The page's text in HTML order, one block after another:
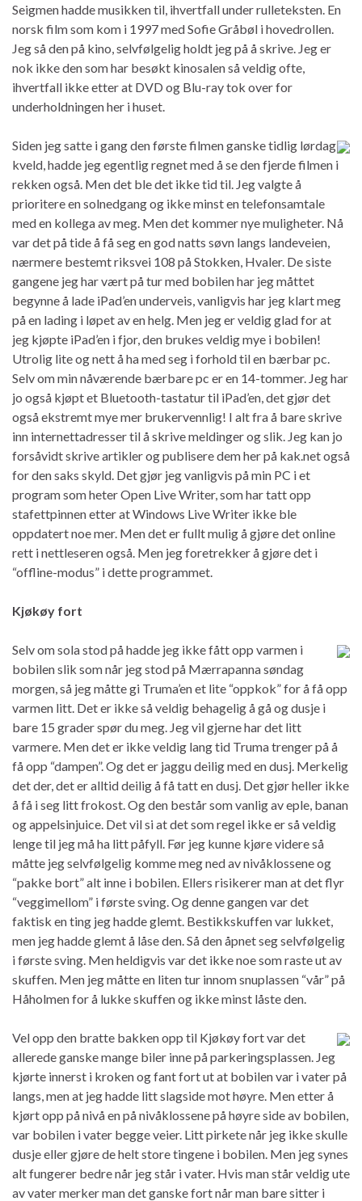
Seigmen hadde musikken til, ihvertfall under rulleteksten. En
norsk film som kom i 1997 med Sofie Gråbøl i hovedrollen.
Jeg så den på kino, selvfølgelig holdt jeg på å skrive. Jeg er
nok ikke den som har besøkt kinosalen så veldig ofte,
ihvertfall ikke etter at DVD og Blu-ray tok over for
underholdningen her i huset.
Siden jeg satte i gang den første filmen ganske tidlig lørdag
kveld, hadde jeg egentlig regnet med å se den fjerde filmen i
rekken også. Men det ble det ikke tid til. Jeg valgte å
prioritere en solnedgang og ikke minst en telefonsamtale
med en kollega av meg. Men det kommer nye muligheter. Nå
var det på tide å få seg en god natts søvn langs landeveien,
nærmere bestemt riksvei 108 på Stokken, Hvaler. De siste
gangene jeg har vært på tur med bobilen har jeg måttet
begynne å lade iPad’en underveis, vanligvis har jeg klart meg
på en lading i løpet av en helg. Men jeg er veldig glad for at
jeg kjøpte iPad’en i fjor, den brukes veldig mye i bobilen!
Utrolig lite og nett å ha med seg i forhold til en bærbar pc.
Selv om min nåværende bærbare pc er en 14-tommer. Jeg har
jo også kjøpt et Bluetooth-tastatur til iPad’en, det gjør det
også ekstremt mye mer brukervennlig! I alt fra å bare skrive
inn internettadresser til å skrive meldinger og slik. Jeg kan jo
forsåvidt skrive artikler og publisere dem her på kak.net også
for den saks skyld. Det gjør jeg vanligvis på min PC i et
program som heter Open Live Writer, som har tatt opp
stafettpinnen etter at Windows Live Writer ikke ble
oppdatert noe mer. Men det er fullt mulig å gjøre det online
rett i nettleseren også. Men jeg foretrekker å gjøre det i
“offline-modus” i dette programmet.
Kjøkøy fort
Selv om sola stod på hadde jeg ikke fått opp varmen i
bobilen slik som når jeg stod på Mærrapanna søndag
morgen, så jeg måtte gi Truma’en et lite “oppkok” for å få opp
varmen litt. Det er ikke så veldig behagelig å gå og dusje i
bare 15 grader spør du meg. Jeg vil gjerne har det litt
varmere. Men det er ikke veldig lang tid Truma trenger på å
få opp “dampen”. Og det er jaggu deilig med en dusj. Merkelig
det der, det er alltid deilig å få tatt en dusj. Det gjør heller ikke
å få i seg litt frokost. Og den består som vanlig av eple, banan
og appelsinjuice. Det vil si at det som regel ikke er så veldig
lenge til jeg må ha litt påfyll. Før jeg kunne kjøre videre så
måtte jeg selvfølgelig komme meg ned av nivåklossene og
“pakke bort” alt inne i bobilen. Ellers risikerer man at det flyr
“veggimellom” i første sving. Og denne gangen var det
faktisk en ting jeg hadde glemt. Bestikkskuffen var lukket,
men jeg hadde glemt å låse den. Så den åpnet seg selvfølgelig
i første sving. Men heldigvis var det ikke noe som raste ut av
skuffen. Men jeg måtte en liten tur innom snuplassen “vår” på
Håholmen for å lukke skuffen og ikke minst låste den.
Vel opp den bratte bakken opp til Kjøkøy fort var det
allerede ganske mange biler inne på parkeringsplassen. Jeg
kjørte innerst i kroken og fant fort ut at bobilen var i vater på
langs, men at jeg hadde litt slagside mot høyre. Men etter å
kjørt opp på nivå en på nivåklossene på høyre side av bobilen,
var bobilen i vater begge veier. Litt pirkete når jeg ikke skulle
dusje eller gjøre de helt store tingene i bobilen. Men jeg synes
alt fungerer bedre når jeg står i vater. Hvis man står veldig ute
av vater merker man det ganske fort når man bare sitter i